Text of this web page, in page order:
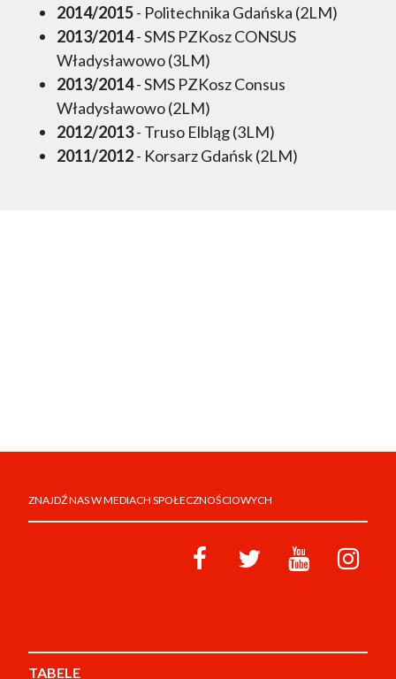
2014/2015- Politechnika Gdańska (2LM)
2013/2014- SMS PZKosz CONSUS
Władysławowo (3LM)
2013/2014- SMS PZKosz Consus
Władysławowo (2LM)
2012/2013- Truso Elbląg (3LM)
2011/2012- Korsarz Gdańsk (2LM)
ZNAJDŹ NAS W MEDIACH SPOŁECZNOŚCIOWYCH
TABELE